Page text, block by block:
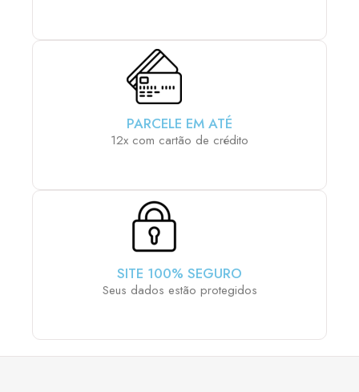
PARCELE EM ATÉ
12x com cartão de crédito
SITE 100% SEGURO
Seus dados estão protegidos